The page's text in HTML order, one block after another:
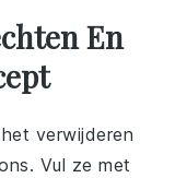
En
verwijderen
. Vul ze met